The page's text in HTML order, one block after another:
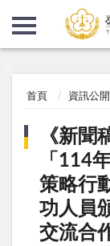
首頁 資訊公開
《新聞
「114
策略行
功人員
交流合